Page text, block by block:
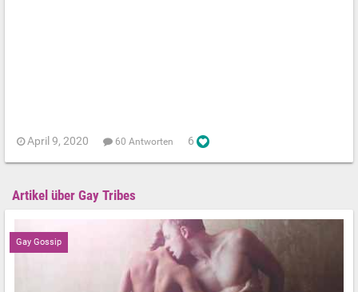
April 9, 2020 60 Antworten 6
Artikel über Gay Tribes
Gay Gossip